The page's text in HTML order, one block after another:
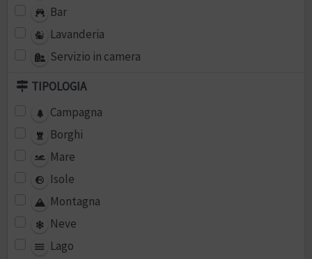
Bar
Lavanderia
Servizio in camera
TIPOLOGIA
Campagna
Borghi
Mare
Isole
Montagna
Neve
Lago